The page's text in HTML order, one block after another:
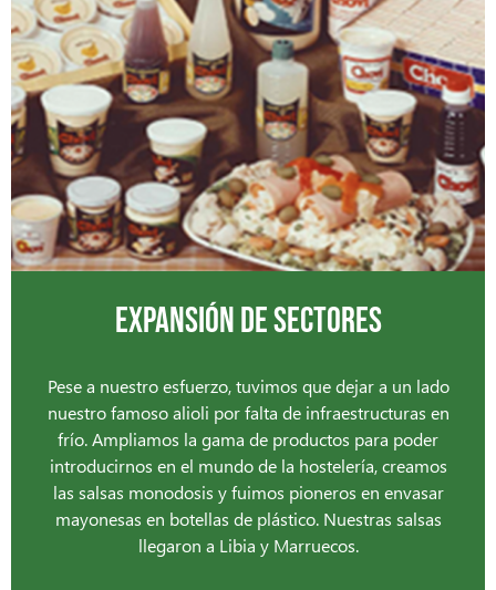
EXPANSIÓN DE SECTORES​
Pese a nuestro esfuerzo, tuvimos que dejar a un lado
nuestro famoso alioli por falta de infraestructuras en
frío. Ampliamos la gama de productos para poder
introducirnos en el mundo de la hostelería, creamos
las salsas monodosis y fuimos pioneros en envasar
mayonesas en botellas de plástico. Nuestras salsas
llegaron a Libia y Marruecos.